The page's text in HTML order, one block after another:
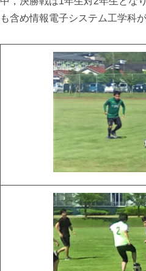
も含め情報電子システム工学科